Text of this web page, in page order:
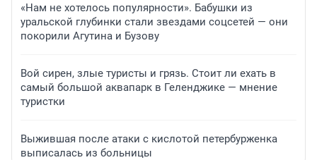
«Нам не хотелось популярности». Бабушки из
уральской глубинки стали звездами соцсетей — они
покорили Агутина и Бузову
Вой сирен, злые туристы и грязь. Стоит ли ехать в
самый большой аквапарк в Геленджике — мнение
туристки
Выжившая после атаки с кислотой петербурженка
выписалась из больницы